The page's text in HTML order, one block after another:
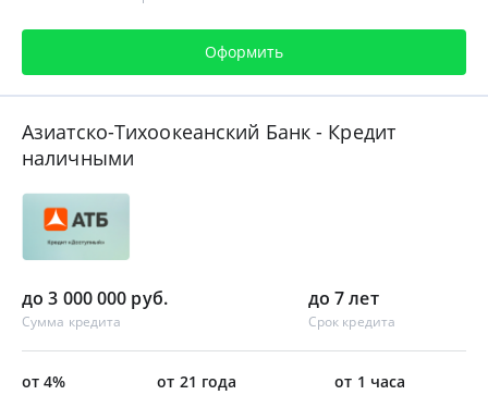
Оформить
Азиатско-Тихоокеанский Банк - Кредит
наличными
до 3 000 000 руб.
Сумма кредита
до 7 лет
Срок кредита
от 4% от 21 года от 1 часа